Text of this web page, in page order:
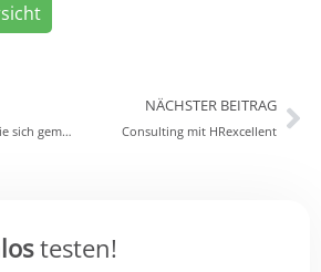
Corporate Purpose: Wie sich gemeinsame Werte auf die Mitarbeitenden auswirken
NÄCHSTER BEITRAG
Consulting mit HRexcellent
testen!